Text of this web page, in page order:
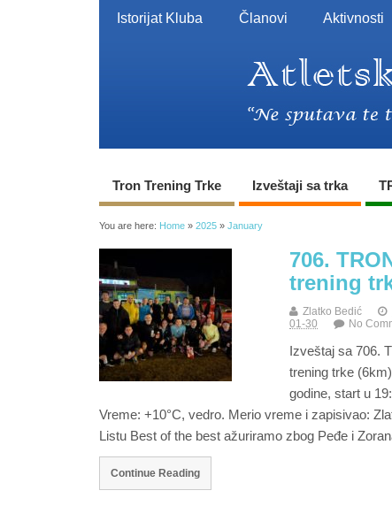
Istorijat Kluba Članovi Aktivnosti
Tron Trening Trke Izveštaji sa trka
You are here: Home » 2025 » January
706.
trening
Zlatko Bedić
01-30
No
Izveštaj sa 706.
trening trke (6km)
godine, start u
Vreme: +10°C, vedro. Merio vreme i zapisivao:
Listu Best of the best ažuriramo zbog Peđe i
Continue Reading